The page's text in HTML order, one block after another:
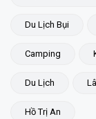
Du Lịch Bụi
Camping
Du Lịch
Hồ Trị An